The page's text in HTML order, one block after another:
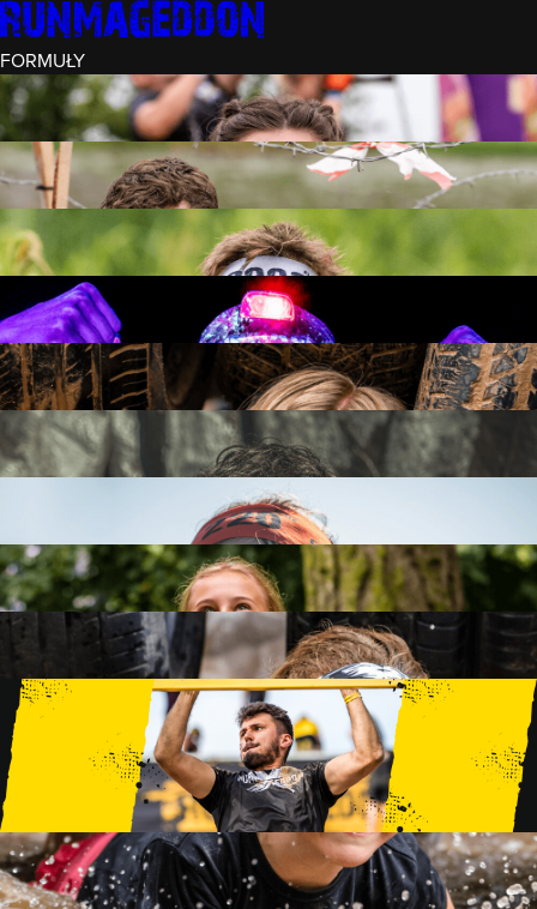
FORMUŁY
INTRO (¼)
15 PRZESZKÓD
3 KM+
REKRUT (½)
30 PRZESZKÓD
6 KM+
RUNMAGEDDON
50 PRZESZKÓD
12 KM+
NOCNY REKRUT (½)
30 PRZESZKÓD
6 KM+
INTRO U-16
15 PRZESZKÓD
3 KM+
RUNMAGEDDON HARDCORE
70 PRZESZKÓD
21 KM+
42 KM+
FAMILY
15 PRZESZKÓD
2 KM+
KIDS
15 PRZESZKÓD
1 KM+
TRENINGI
WYDARZENIA
RUNMAGEDDON LUBLIN ZALEW ZEMBORZYCKI
22/23.08.2026
RUNMAGEDDON ERGO ARENA GDAŃSK/SOPOT
12/13.09.2026
RUNMAGEDDON KIDS: DEMO WARSZAWA 24/26.09.2026
RUNMAGEDDON WROCŁAW KOPALNIA ROLANTOWICE